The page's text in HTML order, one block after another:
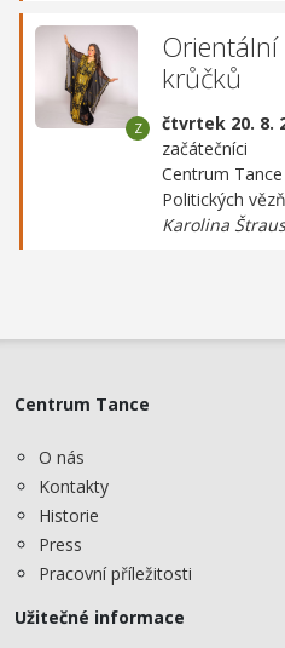
krůčků
čtvrtek 20. 8.
začátečníci
Centrum
Politických
Karolina
Centrum Tance
O nás
Kontakty
Historie
Press
Pracovní příležitosti
Užitečné informace